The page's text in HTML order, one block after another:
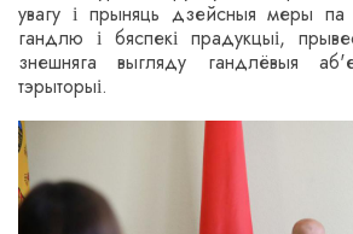
увагу і прыняць дзейсныя меры па
гандлю і бяспекі прадукцыі,
знешняга выгляду гандлёвыя
тэрыторыі.